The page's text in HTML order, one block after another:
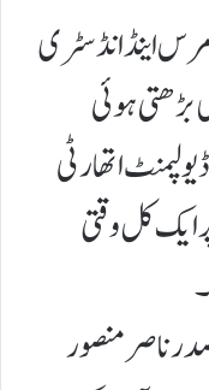
اینڈ انڈسٹری
ہوئی
اتھارٹی
کل وقتی
ناصر منصور